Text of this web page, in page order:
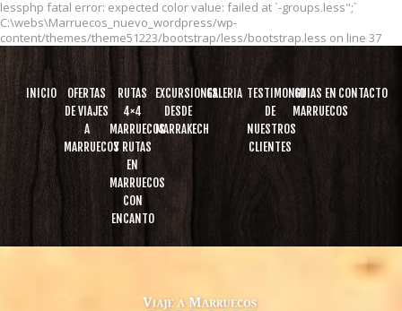
lessphp fatal error: expected color value: failed at `-groups.less";`
C:\webs\Marruecos_nuevo_wordpress/wp-
content/themes/theme51223/bootstrap/less/bootstrap.less on line 37
INICIO
OFERTAS
DE VIAJES
A
MARRUECOS
RUTAS
4×4
MARRUECOS
Y RUTAS
EN
MARRUECOS
CON
ENCANTO
EXCURSIONES
DESDE
MARRAKECH
GALERIA TESTIMONIO
DE
NUESTROS
CLIENTES
GUIAS EN
MARRUECOS
CONTACTO